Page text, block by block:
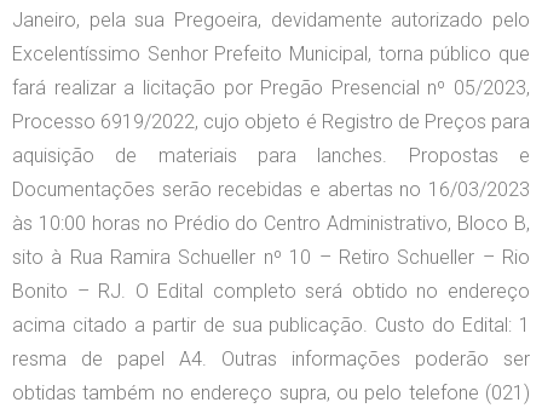
Janeiro, pela sua Pregoeira, devidamente autorizado pelo
Excelentíssimo Senhor Prefeito Municipal, torna público que
fará realizar a licitação por Pregão Presencial nº 05/2023,
Processo 6919/2022, cujo objeto é Registro de Preços para
aquisição de materiais para lanches. Propostas e
Documentações serão recebidas e abertas no 16/03/2023
às 10:00 horas no Prédio do Centro Administrativo, Bloco B,
sito à Rua Ramira Schueller nº 10 – Retiro Schueller – Rio
Bonito – RJ. O Edital completo será obtido no endereço
acima citado a partir de sua publicação. Custo do Edital: 1
resma de papel A4. Outras informações poderão ser
obtidas também no endereço supra, ou pelo telefone (021)